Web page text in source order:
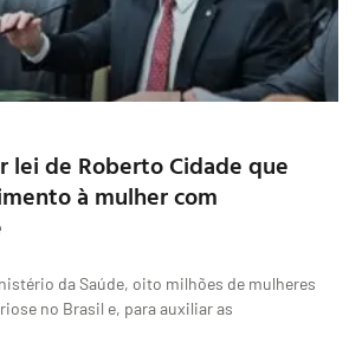
lei de Roberto Cidade que
à mulher com
da Saúde, oito milhões de mulheres
no Brasil e, para auxiliar as